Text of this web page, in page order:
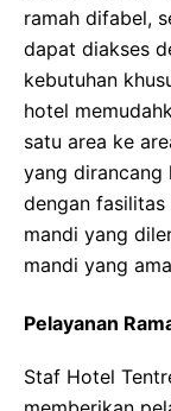
ramah difabel,
dapat diakses
kebutuhan
hotel
satu area ke
yang dirancang
dengan
mandi yang
mandi yang
Pelayanan
Staf Hotel